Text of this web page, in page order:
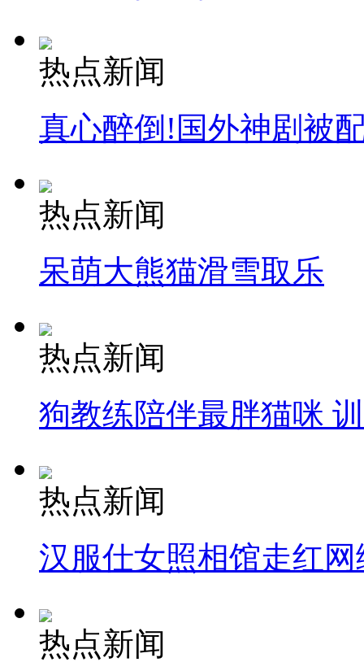
热点新闻
真心醉倒!国外神剧被
热点新闻
呆萌大熊猫滑雪取乐
热点新闻
狗教练陪伴最胖猫咪
热点新闻
汉服仕女照相馆走红网
热点新闻